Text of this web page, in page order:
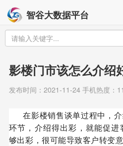
智谷大数据平台
影楼门市该怎么介绍
发布时间：2021-11-24 手机热度：
在影楼销售谈单过程中，介
环节，介绍得出彩，就能促
够出彩，很可能导致客户转变意